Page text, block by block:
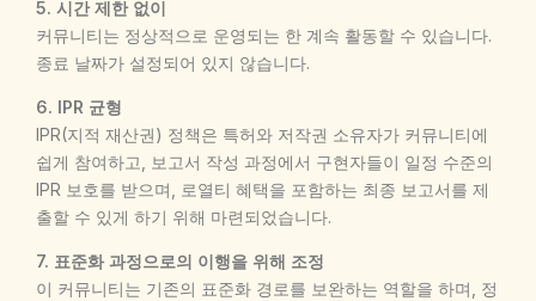
5. 시간 제한 없이
커뮤니티는 정상적으로 운영되는 한 계속 활동할 수 있습니다.
종료 날짜가 설정되어 있지 않습니다.
6. IPR 균형
IPR(지적 재산권) 정책은 특허와 저작권 소유자가 커뮤니티에
쉽게 참여하고, 보고서 작성 과정에서 구현자들이 일정 수준의
IPR 보호를 받으며, 로열티 혜택을 포함하는 최종 보고서를 제
출할 수 있게 하기 위해 마련되었습니다.
7. 표준화 과정으로의 이행을 위해 조정
이 커뮤니티는 기존의 표준화 경로를 보완하는 역할을 하며, 정